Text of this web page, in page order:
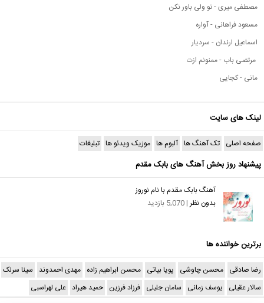
مصطفی میری - تو ولی باور نکن
مسعود فراهانی - آواره
اسماعیل ارندان - سردیار
مرتضی باب - ممنونم ازت
مانی - کجایی
لینک های سایت
صفحه اصلی تک آهنگ ها آلبوم ها موزیک ویدئو ها تبلیغات
پیشنهاد روز بخش آهنگ های بابک مقدم
آهنگ بابک مقدم با نام نوروز
بدون نظر | 5,070 بازدید
برترین خواننده ها
رضا صادقی محسن چاوشی پویا بیاتی محسن ابراهیم زاده مهدی احمدوند سینا سرلک
سالار عقیلی یوسف زمانی سامان جلیلی فرزاد فرزین حمید هیراد علی لهراسبی